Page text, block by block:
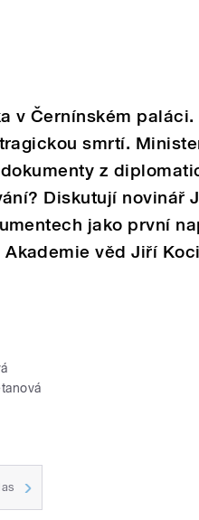
v Černínském
smrtí.
z
Diskutují novinář
jako první
věd Jiří